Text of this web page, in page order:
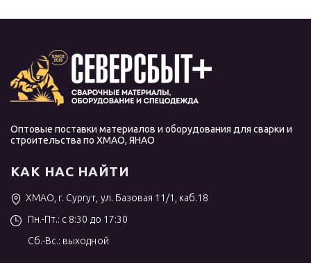
Оптовые поставки материалов и оборудования для сварки и
строительства по ХМАО, ЯНАО
КАК НАС НАЙТИ
ХМАО, г. Сургут, ул. Базовая 11/1, каб.18
Пн.-Пт.: с 8:30 до 17:30
Сб.-Вс.: выходной